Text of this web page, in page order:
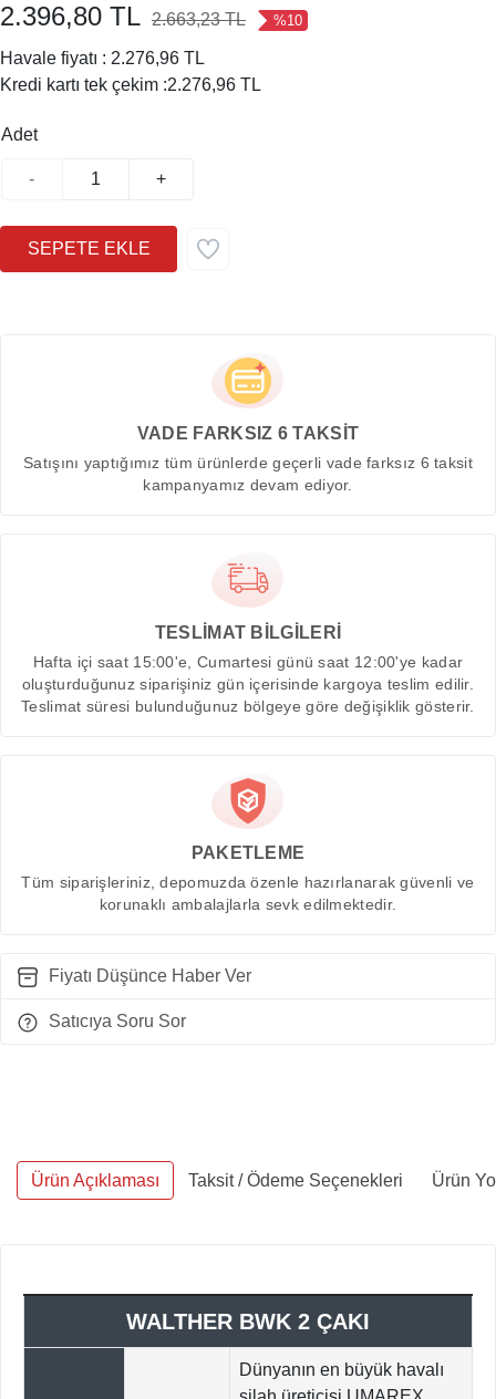
2.396,80 TL 2.663,23 TL %10
Havale fiyatı : 2.276,96 TL
Kredi kartı tek çekim :2.276,96 TL
Adet
- +
VADE FARKSIZ 6 TAKSİT
Satışını yaptığımız tüm ürünlerde geçerli vade farksız 6 taksit
kampanyamız devam ediyor.
TESLİMAT BİLGİLERİ
Hafta içi saat 15:00'e, Cumartesi günü saat 12:00'ye kadar
oluşturduğunuz siparişiniz gün içerisinde kargoya teslim edilir.
Teslimat süresi bulunduğunuz bölgeye göre değişiklik gösterir.
PAKETLEME
Tüm siparişleriniz, depomuzda özenle hazırlanarak güvenli ve
korunaklı ambalajlarla sevk edilmektedir.
Fiyatı Düşünce Haber Ver
Satıcıya Soru Sor
Ürün Açıklaması Taksit / Ödeme Seçenekleri Ürün
WALTHER BWK 2 ÇAKI
Dünyanın en büyük havalı